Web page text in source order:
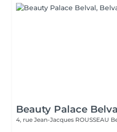
Beauty Palace
4, rue Jean-Jacques ROUSSEAU